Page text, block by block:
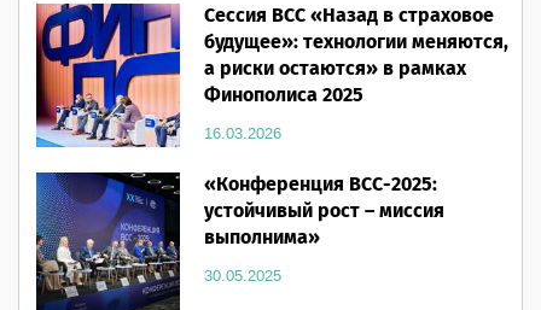
Сессия ВСС «Назад в страховое
будущее»: технологии меняются,
а риски остаются» в рамках
Финополиса 2025
16.03.2026
«Конференция ВСС-2025:
устойчивый рост – миссия
выполнима»
30.05.2025